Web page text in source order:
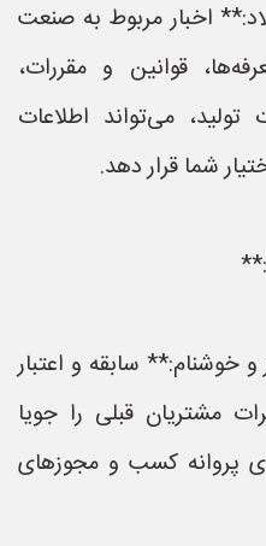
اخبار مربوط به صنعت
قوانین و مقررات،
می‌تواند اطلاعات
شما قرار دهد.
خوشنام:** سابقه و اعتبار
مشتریان قبلی را جویا
پروانه کسب و مجوزهای